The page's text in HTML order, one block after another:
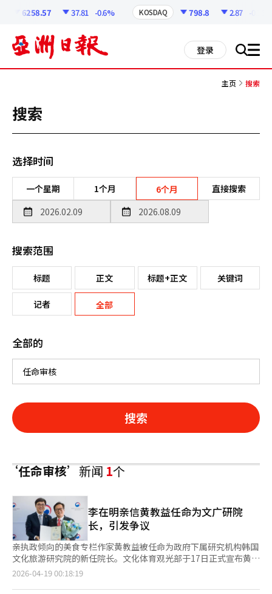
6258.57 37.81 -0.6% KOSDAQ 798.8 2.87 -0.36%
登录 搜 all
主页 搜索
搜索
选择时间
一个星期 1个月 6个月 直接搜索
搜索范围
标题 正文 标题+正文 关键词
记者 全部
全部的
搜索
‘任命审核’新闻1个
李在明亲信黄教益任命为文广研院
长，引发争议
亲执政倾向的美食专栏作家黄教益被任命为政府下属研究机构韩国
文化旅游研究院的新任院长。文化体育观光部于17日正式宣布黄教
益的任命，称其具备深刻的洞察力和丰富的现场经验，是引领机构
2026-04-19 00:18:19
页